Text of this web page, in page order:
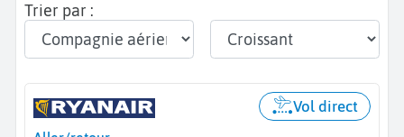
Trier par :
Vol direct